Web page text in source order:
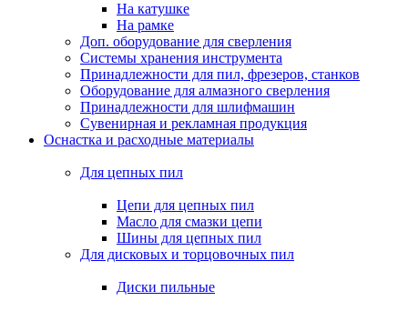
На катушке
На рамке
Доп. оборудование для сверления
Системы хранения инструмента
Принадлежности для пил, фрезеров, станков
Оборудование для алмазного сверления
Принадлежности для шлифмашин
Сувенирная и рекламная продукция
Оснастка и расходные материалы
Для цепных пил
Цепи для цепных пил
Масло для смазки цепи
Шины для цепных пил
Для дисковых и торцовочных пил
Диски пильные